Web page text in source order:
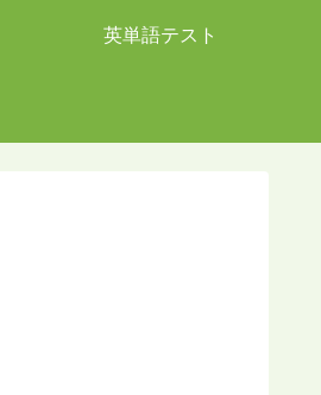
英単語テスト